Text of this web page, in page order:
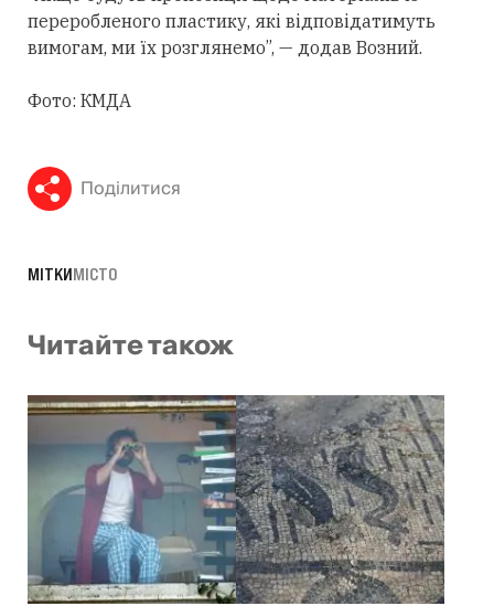
переробленого пластику, які відповідатимуть
вимогам, ми їх розглянемо”, — додав Возний.
Фото: КМДА
Поділитися
МІТКИМІСТО
Читайте також